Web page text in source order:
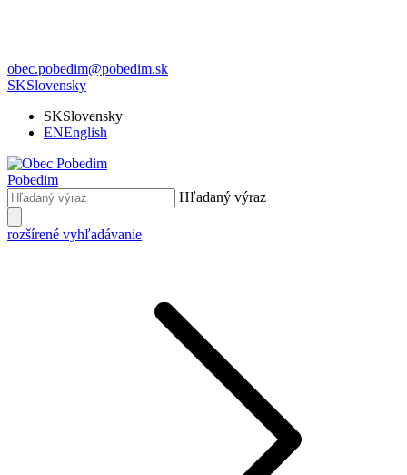
obec.pobedim@pobedim.sk
SKSlovensky
SKSlovensky
ENEnglish
Pobedim
Hľadaný výraz
rozšírené vyhľadávanie